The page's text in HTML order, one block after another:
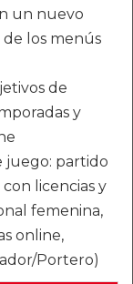
un nuevo
de los menús
de
y
juego: partido
licencias y
femenina,
online,
Portero)